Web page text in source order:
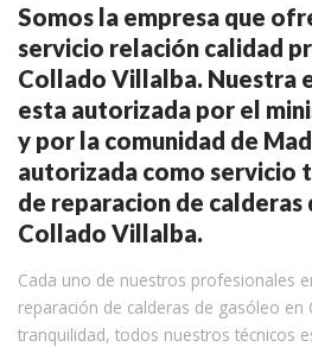
Somos la empresa que
servicio relación calidad
Collado Villalba. Nuestra
esta autorizada por el
y por la comunidad de
autorizada como servicio
de reparacion de calderas
Collado Villalba.
Cada uno de nuestros profesionales
reparación de calderas de gasóleo en
tranquilidad, todos nuestros técnicos